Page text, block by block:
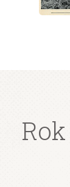
Rok